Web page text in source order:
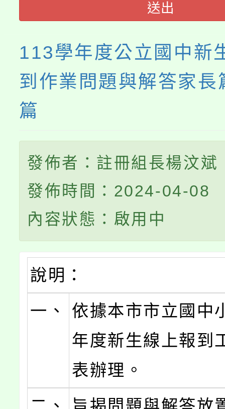
送出
113學年度公立國中新
到作業問題與解答家長
篇
發佈者：註冊組長楊汶斌
發佈時間：2024-04-08
內容狀態：啟用中
說明：
一、
依據本市市立國中
年度新生線上報到
表辦理。